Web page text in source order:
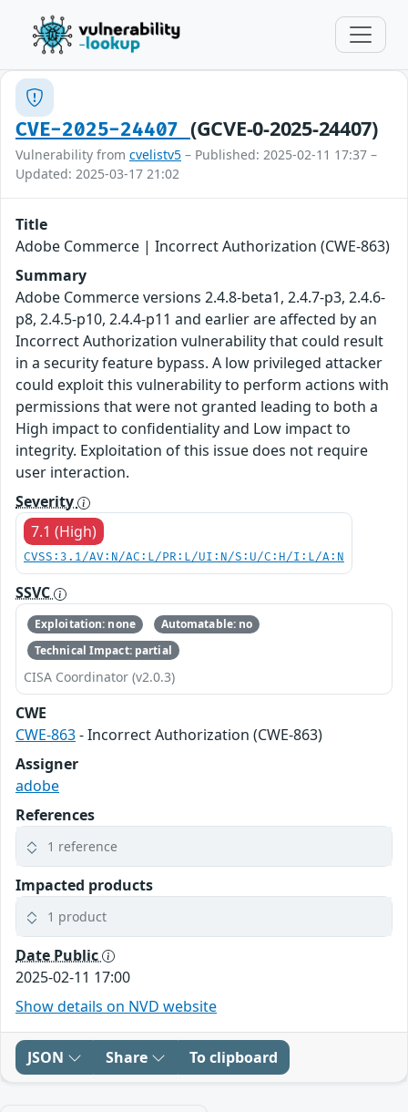
CVE-2025-24407 (GCVE-0-2025-24407)
Vulnerability from cvelistv5 – Published: 2025-02-11 17:37 –
Updated: 2025-03-17 21:02
Title
Adobe Commerce | Incorrect Authorization (CWE-863)
Summary
Adobe Commerce versions 2.4.8-beta1, 2.4.7-p3, 2.4.6-
p8, 2.4.5-p10, 2.4.4-p11 and earlier are affected by an
Incorrect Authorization vulnerability that could result
in a security feature bypass. A low privileged attacker
could exploit this vulnerability to perform actions with
permissions that were not granted leading to both a
High impact to confidentiality and Low impact to
integrity. Exploitation of this issue does not require
user interaction.
Severity
7.1 (High)
CVSS:3.1/AV:N/AC:L/PR:L/UI:N/S:U/C:H/I:L/A:N
SSVC
Exploitation: none
Automatable: no
Technical Impact: partial
CISA Coordinator (v2.0.3)
CWE
CWE-863- Incorrect Authorization (CWE-863)
Assigner
adobe
References
1 reference
Impacted products
1 product
Date Public
2025-02-11 17:00
Show details on NVD website
JSON Share To clipboard